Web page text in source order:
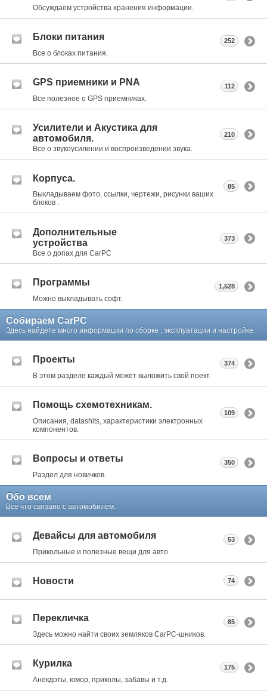
Обсуждаем устройства хранения информации.
Блоки питания
Все о блоках питания.
252
GPS приемники и PNA
Все полезное о GPS приемниках.
112
Усилители и Акустика для
автомобиля.
Все о звукоусилении и воспроизведении звука.
210
Корпуса.
Выкладываем фото, ссылки, чертежи, рисунки ваших
блоков .
85
Дополнительные
устройства
Все о допах для CarPC
373
Программы
Можно выкладывать софт.
1,528
Собираем CarPC
Здесь найдете много информации по сборке , эксплуатации и настройке.
Проекты
В этом разделе каждый может выложить свой поект.
374
Помощь схемотехникам.
Описания, datashits, характеристики электронных
компонентов.
109
Вопросы и ответы
Раздел для новичков.
350
Обо всем
Все что связано с автомобилем.
Девайсы для автомобиля
Прикольные и полезные вещи для авто.
53
Новости 74
Перекличка
Здесь можно найти своих земляков CarPC-шников.
85
Курилка
Анекдоты, юмор, приколы, забавы и т.д.
175